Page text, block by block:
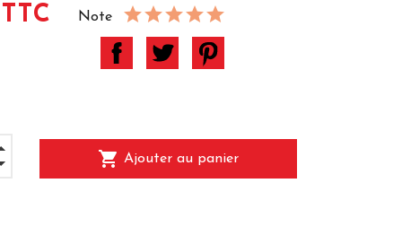
Note
shopping_cart Ajouter au panier